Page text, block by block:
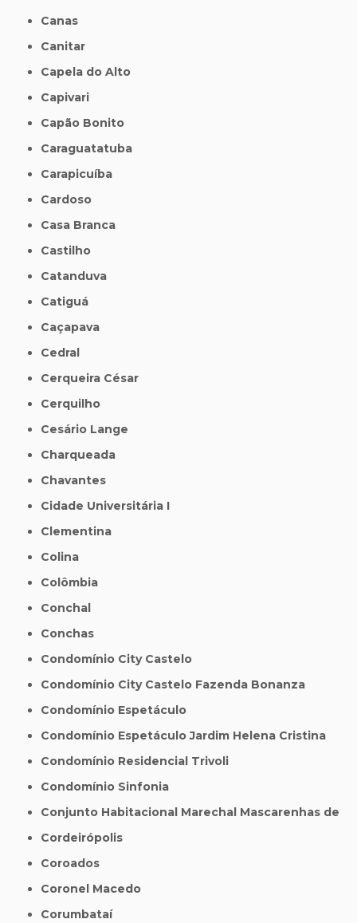
Canas
Canitar
Capela do Alto
Capivari
Capão Bonito
Caraguatatuba
Carapicuíba
Cardoso
Casa Branca
Castilho
Catanduva
Catiguá
Caçapava
Cedral
Cerqueira César
Cerquilho
Cesário Lange
Charqueada
Chavantes
Cidade Universitária I
Clementina
Colina
Colômbia
Conchal
Conchas
Condomínio City Castelo
Condomínio City Castelo Fazenda Bonanza
Condomínio Espetáculo
Condomínio Espetáculo Jardim Helena Cristina
Condomínio Residencial Trivoli
Condomínio Sinfonia
Conjunto Habitacional Marechal Mascarenhas de
Cordeirópolis
Coroados
Coronel Macedo
Corumbataí